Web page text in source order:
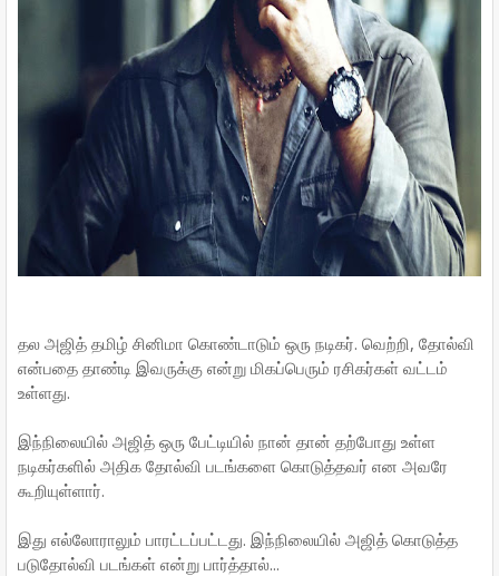
தல அஜித் தமிழ் சினிமா கொண்டாடும் ஒரு நடிகர். வெற்றி, தோல்வி
என்பதை தாண்டி இவருக்கு என்று மிகப்பெரும் ரசிகர்கள் வட்டம்
உள்ளது.
இந்நிலையில் அஜித் ஒரு பேட்டியில் நான் தான் தற்போது உள்ள
நடிகர்களில் அதிக தோல்வி படங்களை கொடுத்தவர் என அவரே
கூறியுள்ளார்.
இது எல்லோராலும் பாரட்டப்பட்டது. இந்நிலையில் அஜித் கொடுத்த
படுதோல்வி படங்கள் என்று பார்த்தால்...